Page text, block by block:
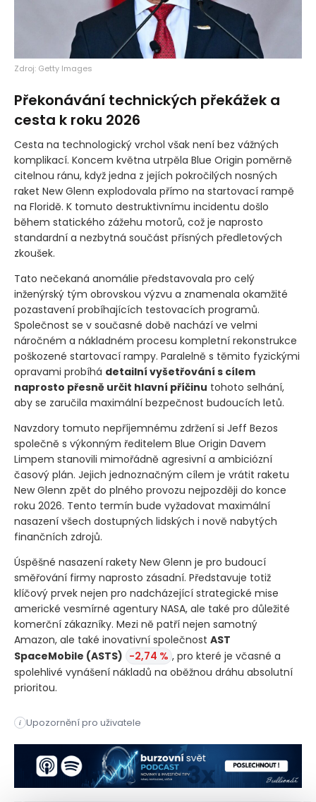
Zdroj: Getty Images
Překonávání technických překážek a
cesta k roku 2026
Cesta na technologický vrchol však není bez vážných
komplikací. Koncem května utrpěla Blue Origin poměrně
citelnou ránu, když jedna z jejích pokročilých nosných
raket New Glenn explodovala přímo na startovací rampě
na Floridě. K tomuto destruktivnímu incidentu došlo
během statického zážehu motorů, což je naprosto
standardní a nezbytná součást přísných předletových
zkoušek.
Tato nečekaná anomálie představovala pro celý
inženýrský tým obrovskou výzvu a znamenala okamžité
pozastavení probíhajících testovacích programů.
Společnost se v současné době nachází ve velmi
náročném a nákladném procesu kompletní rekonstrukce
poškozené startovací rampy. Paralelně s těmito fyzickými
opravami probíhá detailní vyšetřování s cílem
naprosto přesně určit hlavní příčinu tohoto selhání,
aby se zaručila maximální bezpečnost budoucích letů.
Navzdory tomuto nepříjemnému zdržení si Jeff Bezos
společně s výkonným ředitelem Blue Origin Davem
Limpem stanovili mimořádně agresivní a ambiciózní
časový plán. Jejich jednoznačným cílem je vrátit raketu
New Glenn zpět do plného provozu nejpozději do konce
roku 2026. Tento termín bude vyžadovat maximální
nasazení všech dostupných lidských i nově nabytých
finančních zdrojů.
Úspěšné nasazení rakety New Glenn je pro budoucí
směřování firmy naprosto zásadní. Představuje totiž
klíčový prvek nejen pro nadcházející strategické mise
americké vesmírné agentury NASA, ale také pro důležité
komerční zákazníky. Mezi ně patří nejen samotný
Amazon, ale také inovativní společnost AST
SpaceMobile (ASTS) -2,74 % , pro které je včasné a
spolehlivé vynášení nákladů na oběžnou dráhu absolutní
prioritou.
i Upozornění pro uživatele
Vesmírná společnost Jeffa Bezose získává v prvním kole